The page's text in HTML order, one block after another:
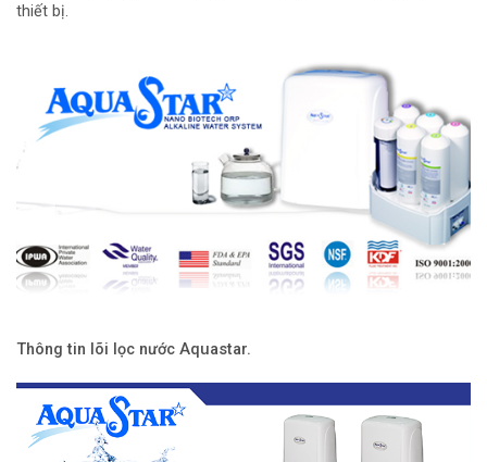
thiết bị.
Thông tin lõi lọc nước Aquastar.